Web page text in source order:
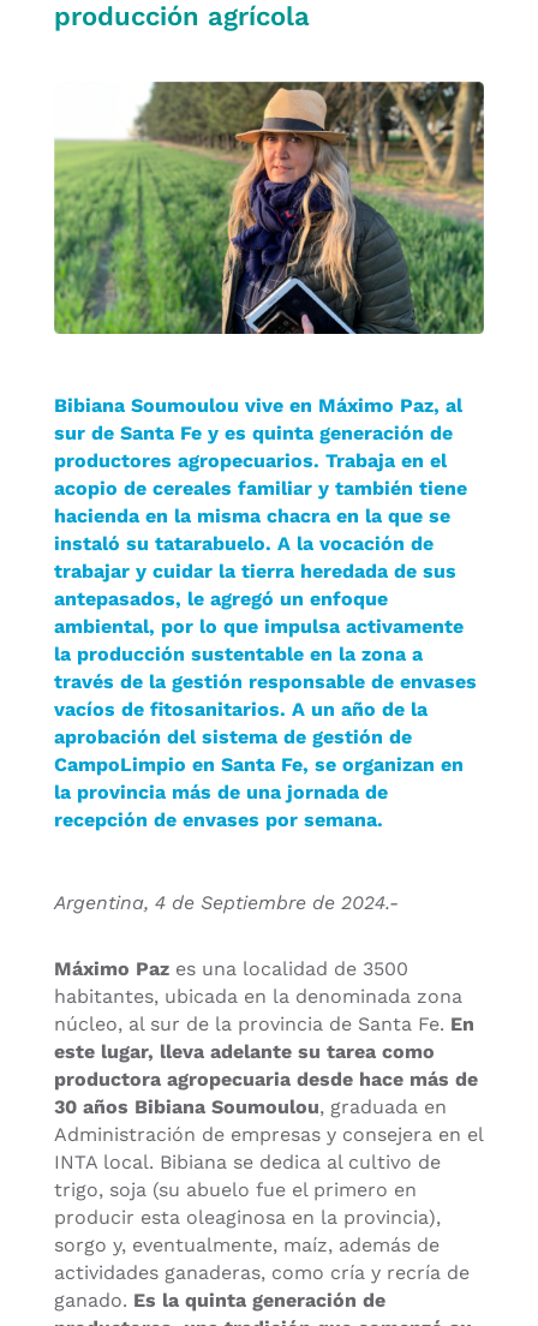
producción agrícola
Bibiana Soumoulou vive en Máximo Paz, al
sur de Santa Fe y es quinta generación de
productores agropecuarios. Trabaja en el
acopio de cereales familiar y también tiene
hacienda en la misma chacra en la que se
instaló su tatarabuelo. A la vocación de
trabajar y cuidar la tierra heredada de sus
antepasados, le agregó un enfoque
ambiental, por lo que impulsa activamente
la producción sustentable en la zona a
través de la gestión responsable de envases
vacíos de fitosanitarios. A un año de la
aprobación del sistema de gestión de
CampoLimpio en Santa Fe, se organizan en
la provincia más de una jornada de
recepción de envases por semana.
Argentina, 4 de Septiembre de 2024.-
Máximo Pazes una localidad de 3500
habitantes, ubicada en la denominada zona
núcleo, al sur de la provincia de Santa Fe. En
este lugar, lleva adelante su tarea como
productora agropecuaria desde hace más de
30 años Bibiana Soumoulou, graduada en
Administración de empresas y consejera en el
INTA local. Bibiana se dedica al cultivo de
trigo, soja (su abuelo fue el primero en
producir esta oleaginosa en la provincia),
sorgo y, eventualmente, maíz, además de
actividades ganaderas, como cría y recría de
ganado. Es la quinta generación de